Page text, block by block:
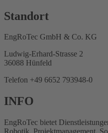
Standort
EngRoTec GmbH & Co. KG
Ludwig-Erhard-Strasse 2
36088 Hünfeld
Telefon +49 6652 793948-0
INFO
EngRoTec bietet